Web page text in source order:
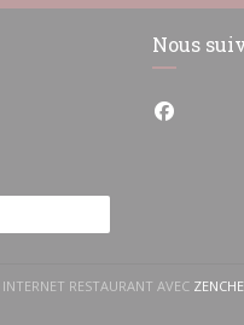
Nous
RESTAURANT AVEC